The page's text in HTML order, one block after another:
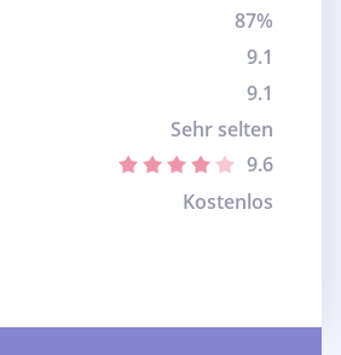
87%
9.1
9.1
Sehr selten
9.6
Kostenlos